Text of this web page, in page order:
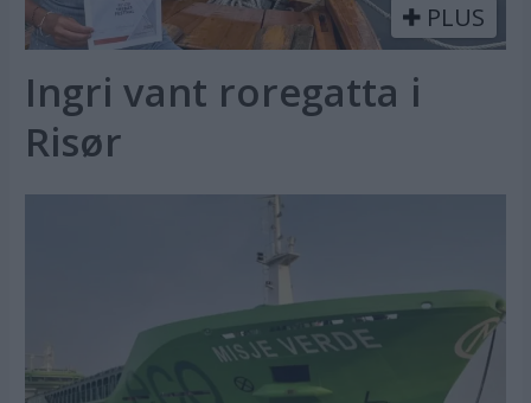
PLUS
Ingri vant roregatta i
Risør